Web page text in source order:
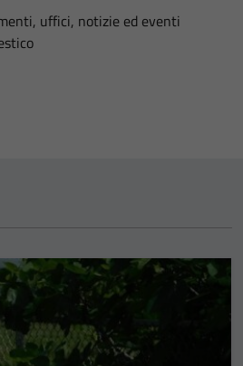
uffici, notizie ed eventi